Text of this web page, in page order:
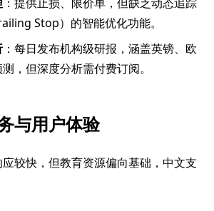
Stop）的智能优化功能。
：每日发布机构级研报，涵盖英镑、欧
，但深度分析需付费订阅。
与用户体验
较快，但教育资源偏向基础，中文支